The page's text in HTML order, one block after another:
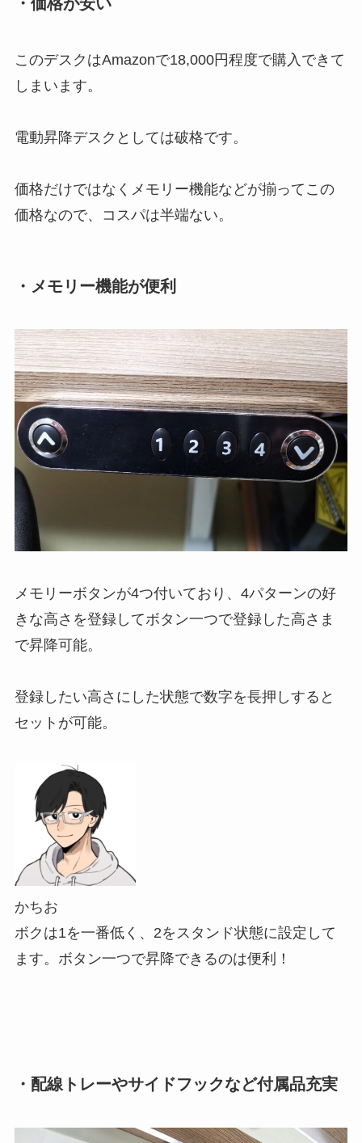
このデスクはAmazonで18,000円程度で購入できて
しまいます。
電動昇降デスクとしては破格です。
価格だけではなくメモリー機能などが揃ってこの
価格なので、コスパは半端ない。
・メモリー機能が便利
メモリーボタンが4つ付いており、4パターンの好
きな高さを登録してボタン一つで登録した高さま
で昇降可能。
登録したい高さにした状態で数字を長押しすると
セットが可能。
かちお
ボクは1を一番低く、2をスタンド状態に設定して
ます。ボタン一つで昇降できるのは便利！
・配線トレーやサイドフックなど付属品充実